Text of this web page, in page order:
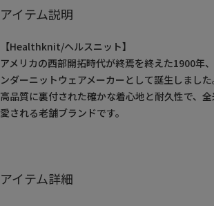
アイテム説明
【Healthknit/ヘルスニット】
アメリカの西部開拓時代が終焉を終えた1900年
ンダーニットウェアメーカーとして誕生しました
高品質に裏付された確かな着心地と耐久性で、
愛される老舗ブランドです。
アイテム詳細